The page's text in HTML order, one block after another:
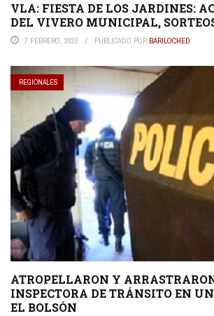
VLA: FIESTA DE LOS JARDINES:
DEL VIVERO MUNICIPAL,
7 FEBRERO, 2023 PUBLICADO POR BARILOCHED
REGIONALES
ATROPELLARON Y
INSPECTORA DE TRÁNSITO EN
EL BOLSÓN